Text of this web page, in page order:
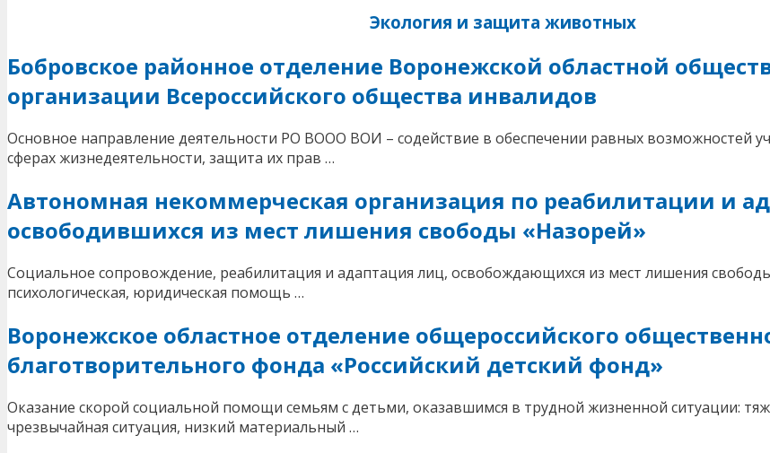
Экология и защита животных
Бобровское районное отделение Воронежской областной
организации Всероссийского общества инвалидов
Основное направление деятельности РО ВООО ВОИ – содействие в обеспечении равных возможностей
сферах жизнедеятельности, защита их прав …
Автономная некоммерческая организация по реабилитации и
освободившихся из мест лишения свободы «Назорей»
Социальное сопровождение, реабилитация и адаптация лиц, освобождающихся из мест лишения
психологическая, юридическая помощь …
Воронежское областное отделение общероссийского
благотворительного фонда «Российский детский фонд»
Оказание скорой социальной помощи семьям с детьми, оказавшимся в трудной жизненной ситуации:
чрезвычайная ситуация, низкий материальный …